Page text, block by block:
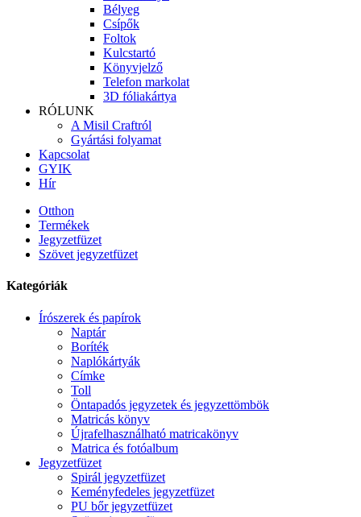
Bélyeg
Csípők
Foltok
Kulcstartó
Könyvjelző
Telefon markolat
3D fóliakártya
RÓLUNK
A Misil Craftról
Gyártási folyamat
Kapcsolat
GYIK
Hír
Otthon
Termékek
Jegyzetfüzet
Szövet jegyzetfüzet
Kategóriák
Írószerek és papírok
Naptár
Boríték
Naplókártyák
Címke
Toll
Öntapadós jegyzetek és jegyzettömbök
Matricás könyv
Újrafelhasználható matricakönyv
Matrica és fotóalbum
Jegyzetfüzet
Spirál jegyzetfüzet
Keményfedeles jegyzetfüzet
PU bőr jegyzetfüzet